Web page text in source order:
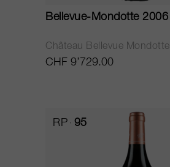
Bellevue-Mondotte 2006
Château Bellevue Mondotte
CHF 9’729.00
RP 95